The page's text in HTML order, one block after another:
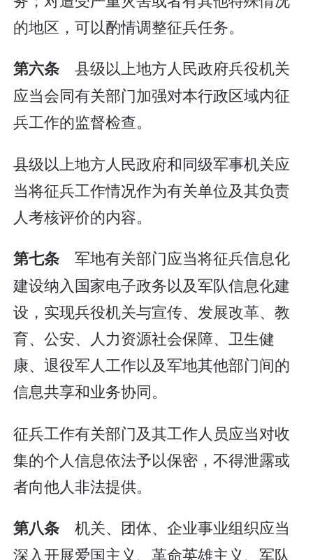
的地区，可以酌情调整征兵任务。
第六条 县级以上地方人民政府兵役机关
应当会同有关部门加强对本行政区域内征
兵工作的监督检查。
县级以上地方人民政府和同级军事机关应
当将征兵工作情况作为有关单位及其负责
人考核评价的内容。
第七条 军地有关部门应当将征兵信息化
建设纳入国家电子政务以及军队信息化建
设，实现兵役机关与宣传、发展改革、教
育、公安、人力资源社会保障、卫生健
康、退役军人工作以及军地其他部门间的
信息共享和业务协同。
征兵工作有关部门及其工作人员应当对收
集的个人信息依法予以保密，不得泄露或
者向他人非法提供。
第八条 机关、团体、企业事业组织应当
深入开展爱国主义、革命英雄主义、军队